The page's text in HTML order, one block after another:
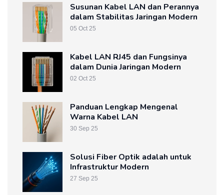
Susunan Kabel LAN dan Perannya
dalam Stabilitas Jaringan Modern
05 Oct 25
Kabel LAN RJ45 dan Fungsinya
dalam Dunia Jaringan Modern
02 Oct 25
Panduan Lengkap Mengenal
Warna Kabel LAN
30 Sep 25
Solusi Fiber Optik adalah untuk
Infrastruktur Modern
27 Sep 25